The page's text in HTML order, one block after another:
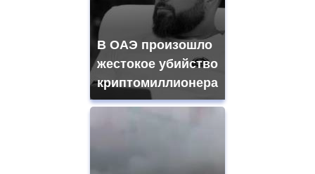
В ОАЭ произошло
жестокое убийство
криптомиллионера